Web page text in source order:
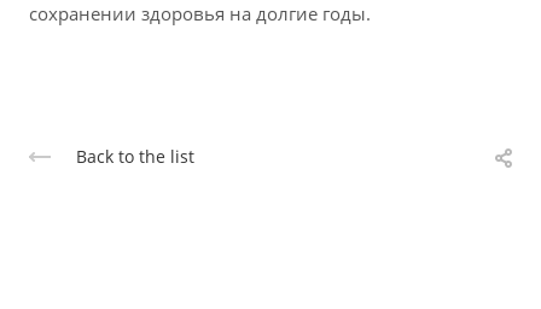
сохранении здоровья на долгие годы.
Back to the list